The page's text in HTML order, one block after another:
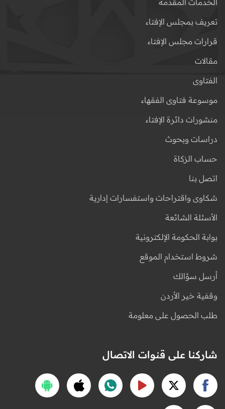
تعريف بمجلس الإفتاء
قرارات مجلس الإفتاء
مقالات
الفتاوى
موسوعة فتاوى الفقهاء
منشورات دائرة الإفتاء
دراسات وبحوث
حساب الزكاة
اتصل بنا
شكاوى واقتراحات واستفسارات إدارية
الأسئلة الشائعة
بوابة الحكومة الإلكترونية
شروط استخدام الموقع
أرسل سؤالك
وقفية خير الأردن
طلب الحصول على معلومة
شاركنا على قنوات الاتصال